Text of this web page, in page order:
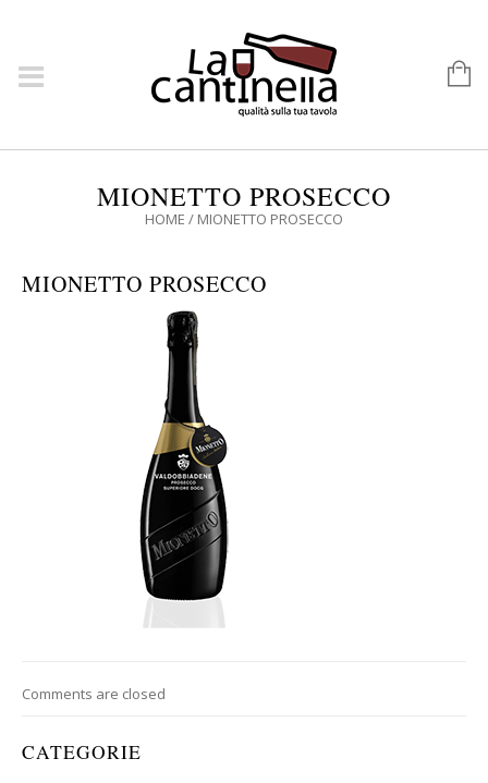
MIONETTO PROSECCO
HOME / MIONETTO PROSECCO
MIONETTO PROSECCO
Comments are closed
CATEGORIE